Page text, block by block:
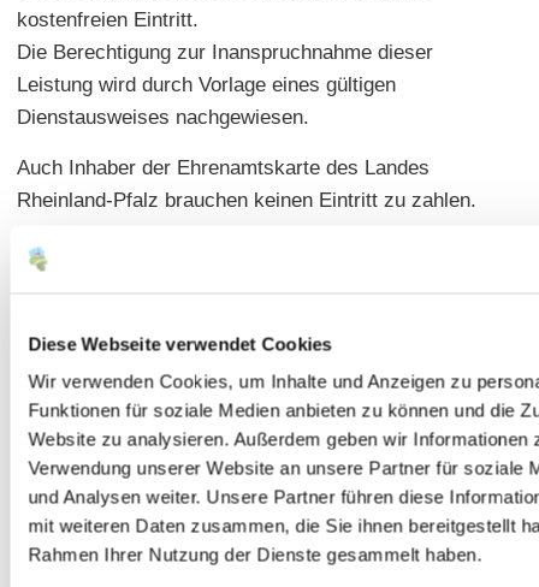
Diese Webseite verwendet Cookies
Wir verwenden Cookies, um Inhalte und Anzeigen zu
Funktionen für soziale Medien anbieten zu können und die
Website zu analysieren. Außerdem geben wir Informationen
Verwendung unserer Website an unsere Partner für soziale
und Analysen weiter. Unsere Partner führen diese
mit weiteren Daten zusammen, die Sie ihnen bereitgestellt
Rahmen Ihrer Nutzung der Dienste gesammelt haben.
kostenfreien Eintritt.
Die Berechtigung zur Inanspruchnahme dieser
Leistung wird durch Vorlage eines gültigen
Dienstausweises nachgewiesen.
Auch Inhaber der Ehrenamtskarte des Landes
Rheinland-Pfalz brauchen keinen Eintritt zu zahlen.
Ermäßigter Eintritt:
Wörrstadt erhalten unter Vorlage eines Nachweises
das Neubornbad i.H.v. 25 %/Person.
Die Berechtigung zum Erwerb von Familienkarten ist
wie folgt nachzuweisen:
Haushaltsbescheinigung des Einwohnermeldeamtes
(wird für diesen Zweck vom Einwohnermeldeamt –